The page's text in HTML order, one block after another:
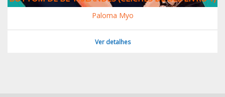
Paloma Myo
Ver detalhes